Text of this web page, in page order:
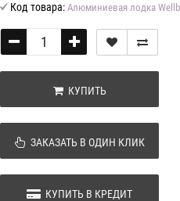
Код товара: Алюминиевая лодка
КУПИТЬ
ЗАКАЗАТЬ В ОДИН КЛИК
КУПИТЬ В КРЕДИТ